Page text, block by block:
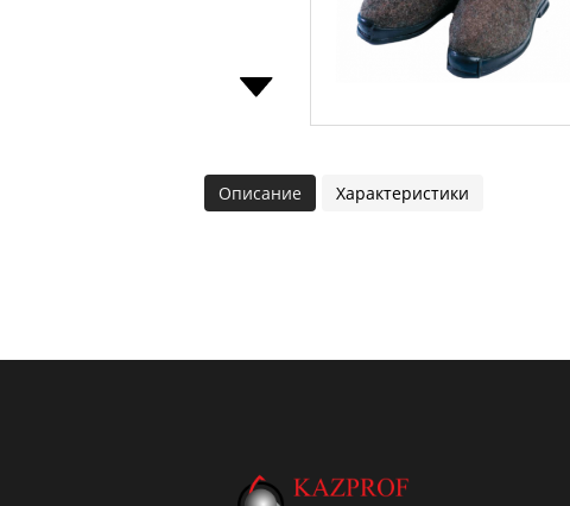
Описание Характеристики